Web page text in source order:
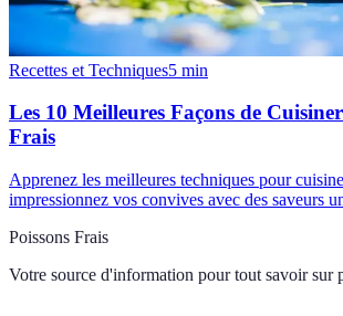
Recettes et Techniques5 min
Les 10 Meilleures Façons de
Frais
Apprenez les meilleures techniques pour
impressionnez vos convives avec des saveurs
Poissons Frais
Votre source d'information pour tout savoir sur